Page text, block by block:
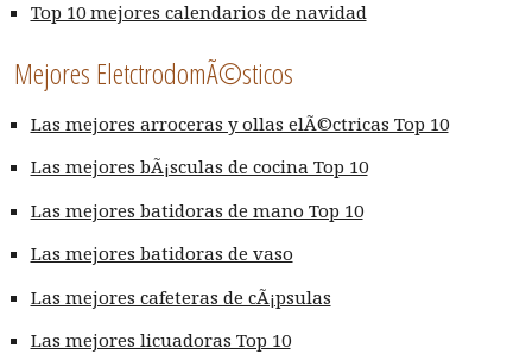
Top 10 mejores calendarios de navidad
Mejores EletctrodomÃ©sticos
Las mejores arroceras y ollas elÃ©ctricas Top 10
Las mejores bÃ¡sculas de cocina Top 10
Las mejores batidoras de mano Top 10
Las mejores batidoras de vaso
Las mejores cafeteras de cÃ¡psulas
Las mejores licuadoras Top 10